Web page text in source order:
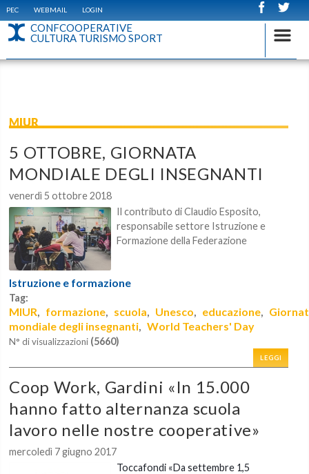
PEC WEBMAIL LOGIN
CONFCOOPERATIVE
CULTURA TURISMO SPORT
MIUR
5 OTTOBRE, GIORNATA
MONDIALE DEGLI INSEGNANTI
venerdì 5 ottobre 2018
Il contributo di Claudio Esposito,
responsabile settore Istruzione e
Formazione della Federazione
Istruzione e formazione
Tag:
MIUR, formazione, scuola, Unesco, educazione,
mondiale degli insegnanti,World Teachers' Day
N° di visualizzazioni (5660)
LEGGI
Coop Work, Gardini «In 15.000
hanno fatto alternanza scuola
lavoro nelle nostre cooperative»
mercoledì 7 giugno 2017
Toccafondi «Da settembre 1,5